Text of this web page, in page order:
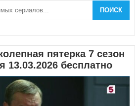
ПОИСК
пятерка 7 сезон
13.03.2026 бесплатно